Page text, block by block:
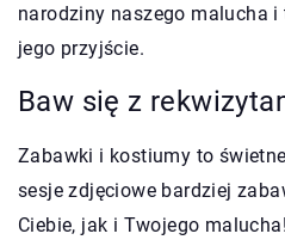
narodziny naszego malucha
jego przyjście.
Baw się z
Zabawki i kostiumy to
sesje zdjęciowe bardziej
Ciebie, jak i Twojego